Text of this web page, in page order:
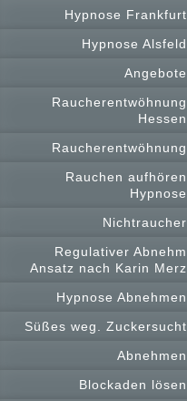
Hypnose Frankfurt
Hypnose Alsfeld
Angebote
Raucherentwöhnung
Hessen
Raucherentwöhnung
Rauchen aufhören
Hypnose
Nichtraucher
Regulativer Abnehm
Ansatz nach Karin Merz
Hypnose Abnehmen
Süßes weg. Zuckersucht
Abnehmen
Blockaden lösen